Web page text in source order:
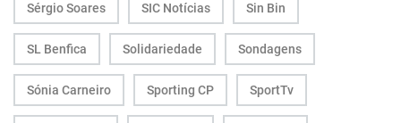
Sérgio Soares SIC Notícias Sin Bin
SL Benfica Solidariedade Sondagens
Sónia Carneiro Sporting CP SportTv